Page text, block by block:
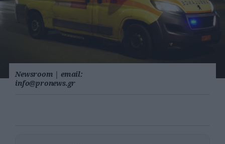
Newsroom | email:
info@pronews.gr